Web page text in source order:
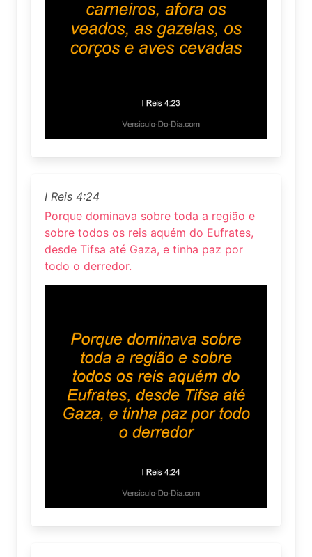
I Reis 4:24
Porque dominava sobre toda a região e
sobre todos os reis aquém do Eufrates,
desde Tifsa até Gaza, e tinha paz por
todo o derredor.